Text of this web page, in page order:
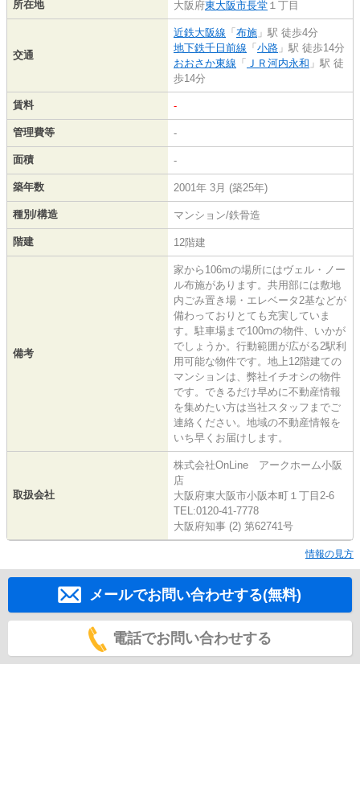
所在地 大阪府東大阪市長堂 １丁目
交通
近鉄大阪線 「 布施 」駅 徒歩4分
地下鉄千日前線 「 小路 」駅 徒歩14分
おおさか東線 「 ＪＲ河内永和 」駅 徒
歩14分
賃料 -
管理費等 -
面積 -
築年数 2001年 3月 (築25年)
種別/構造 マンション/鉄骨造
階建 12階建
備考
家から106mの場所にはヴェル・ノー
ル布施があります。共用部には敷地
内ごみ置き場・エレベータ2基などが
備わっておりとても充実していま
す。駐車場まで100mの物件、いかが
でしょうか。行動範囲が広がる2駅利
用可能な物件です。地上12階建ての
マンションは、弊社イチオシの物件
です。できるだけ早めに不動産情報
を集めたい方は当社スタッフまでご
連絡ください。地域の不動産情報を
いち早くお届けします。
取扱会社
株式会社OnLine アークホーム小阪
店
大阪府東大阪市小阪本町１丁目2-6
TEL:0120-41-7778
大阪府知事 (2) 第62741号
情報の見方
メールでお問い合わせする(無料)
電話でお問い合わせする